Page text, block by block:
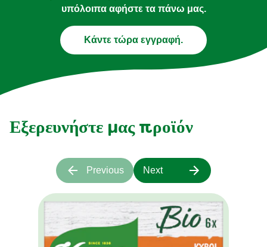
υπόλοιπα αφήστε τα πάνω μας.
Κάντε τώρα εγγραφή.
Εξερευνήστε μας προϊόν
Previous Next